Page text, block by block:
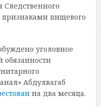
Следственного
признаками пищевого
уголовное
Абдулвагаб
на два месяца.